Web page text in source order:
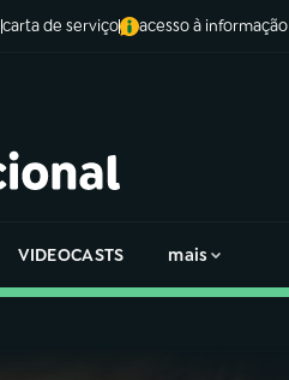
carta de serviço acesso à informação
VIDEOCASTS mais